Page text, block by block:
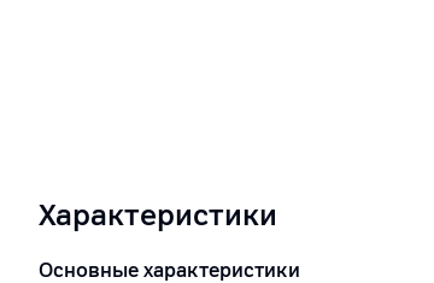
Характеристики
Основные характеристики